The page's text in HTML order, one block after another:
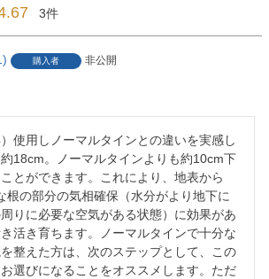
3
購入者
非公開
使用しノーマルタインとの違いを実感し
18cm。ノーマルタインよりも約10cm下
とができます。これにより、地表から
根の部分の気相確保（水分がより地下に
りに必要な空気がある状態）に効果があ
活き育ちます。ノーマルタインで十分な
整えた方は、次のステップとして、この
選びになることをオススメします。ただ